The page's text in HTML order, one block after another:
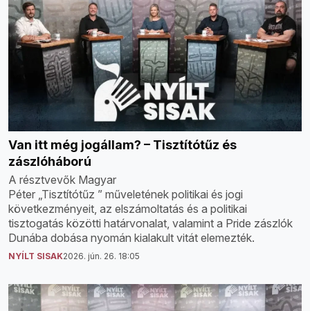
Van itt még jogállam? – Tisztítótűz és
zászlóháború
A résztvevők Magyar
Péter „Tisztítótűz ” műveletének politikai és jogi
következményeit, az elszámoltatás és a politikai
tisztogatás közötti határvonalat, valamint a Pride zászlók
Dunába dobása nyomán kialakult vitát elemezték.
NYÍLT SISAK2026. jún. 26. 18:05